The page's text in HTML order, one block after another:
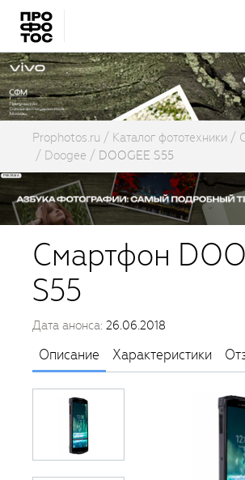
Prophotos.ru Каталог фототехники
Doogee
DOOGEE S55
Смартфон
S55
Дата анонса: 26.06.2018
Описание Характеристики